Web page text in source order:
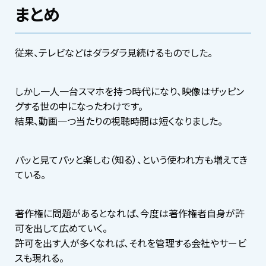
まとめ
従来、テレビなどはダラダラ見続けるものでした。
しかし一人一台スマホを持つ時代になり、映像はザッピン
グする世の中になったわけです。
結果、動画一つ当たりの視聴時間は短くなりました。
パッと見てパッと楽しむ（知る）、という使われ方も増えてき
ている。
著作権に問題があるとなれば、今度は著作権者自身が許
可を出して広めていく。
許可を出す人が多くなれば、それを管理する会社やサービ
スも現れる。